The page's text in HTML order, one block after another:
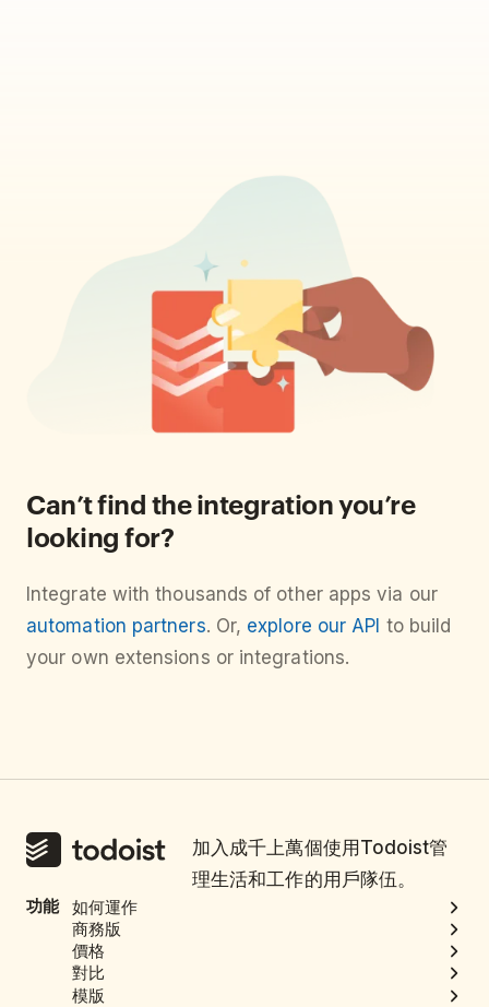
Can’t find the integration you’re
looking for?
Integrate with thousands of other apps via our
automation partners. Or, explore our API to build
your own extensions or integrations.
加入成千上萬個使用Todoist管
理生活和工作的用戶隊伍。
功能
如何運作
商務版
價格
對比
模版